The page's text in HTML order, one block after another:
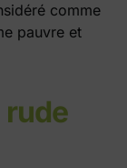
comme
pauvre et